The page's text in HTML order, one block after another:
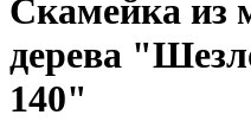
Скамейка из
дерева
140"